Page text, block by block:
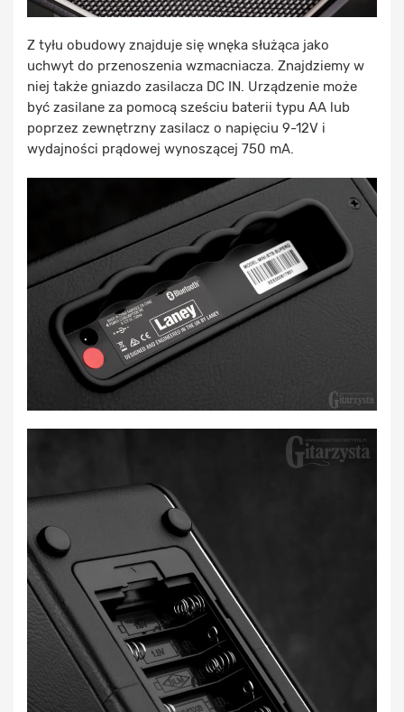
Z tyłu obudowy znajduje się wnęka służąca jako
uchwyt do przenoszenia wzmacniacza. Znajdziemy w
niej także gniazdo zasilacza DC IN. Urządzenie może
być zasilane za pomocą sześciu baterii typu AA lub
poprzez zewnętrzny zasilacz o napięciu 9-12V i
wydajności prądowej wynoszącej 750 mA.